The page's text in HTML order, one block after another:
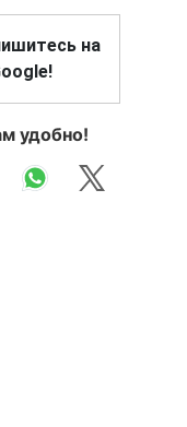
на
удобно!